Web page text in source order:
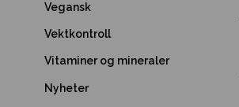
Vegansk
Vektkontroll
Vitaminer og mineraler
Nyheter